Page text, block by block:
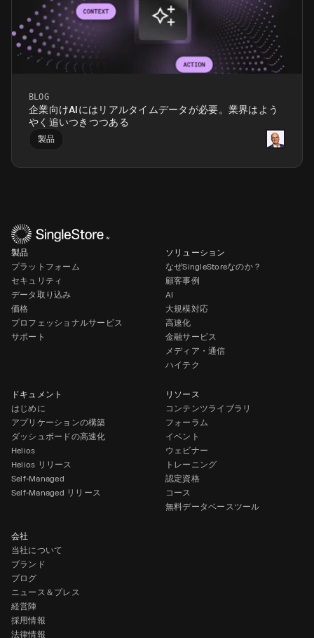
BLOG
企業向けAIにはリアルタイムデータが必要。業界はよう
やく追いつきつつある
製品
製品
プラットフォーム
セキュリティ
データ取り込み
価格
プロフェッショナルサービス
サポート
ソリューション
なぜSingleStoreなのか？
顧客事例
AI
大規模対応
高速化
金融サービス
メディア・通信
ハイテク
ドキュメント
はじめに
アプリケーションの構築
ダッシュボードの高速化
Helios
Helios リリース
Self-Managed
Self-Managed リリース
リソース
コンテンツライブラリ
フォーラム
イベント
ウェビナー
トレーニング
認定資格
コース
無料データベースツール
会社
当社について
ブランド
ブログ
ニュース＆プレス
経営陣
採用情報
法律情報